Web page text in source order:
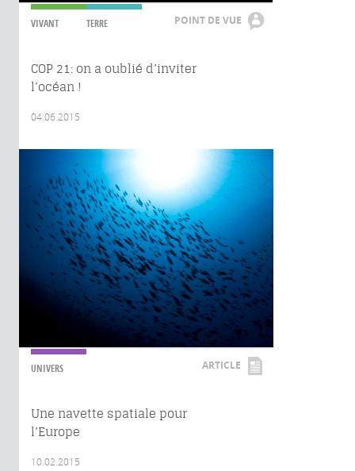
VIVANT TERRE POINT DE VUE
COP 21: on a oublié d’inviter
l’océan !
04.06.2015
UNIVERS ARTICLE
Une navette spatiale pour
l’Europe
10.02.2015